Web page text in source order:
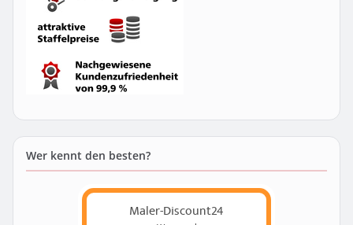
Wer kennt den besten?
Maler-Discount24